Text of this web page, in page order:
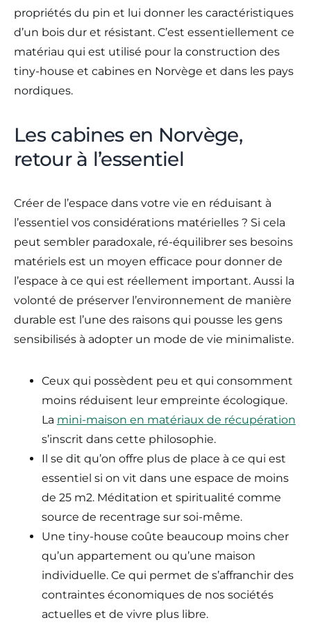
propriétés du pin et lui donner les caractéristiques
d’un bois dur et résistant. C’est essentiellement ce
matériau qui est utilisé pour la construction des
tiny-house et cabines en Norvège et dans les pays
nordiques.
Les cabines en Norvège,
retour à l’essentiel
Créer de l’espace dans votre vie en réduisant à
l’essentiel vos considérations matérielles ? Si cela
peut sembler paradoxale, ré-équilibrer ses besoins
matériels est un moyen efficace pour donner de
l’espace à ce qui est réellement important. Aussi la
volonté de préserver l’environnement de manière
durable est l’une des raisons qui pousse les gens
sensibilisés à adopter un mode de vie minimaliste.
Ceux qui possèdent peu et qui consomment
moins réduisent leur empreinte écologique.
La mini-maison en matériaux de récupération
s’inscrit dans cette philosophie.
Il se dit qu’on offre plus de place à ce qui est
essentiel si on vit dans une espace de moins
de 25 m2. Méditation et spiritualité comme
source de recentrage sur soi-même.
Une tiny-house coûte beaucoup moins cher
qu’un appartement ou qu’une maison
individuelle. Ce qui permet de s’affranchir des
contraintes économiques de nos sociétés
actuelles et de vivre plus libre.